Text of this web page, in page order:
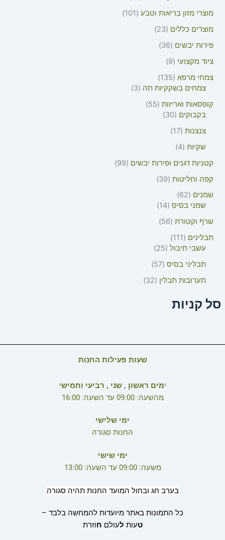
מוצרי מזון בריאות וטבע
101
מוצרים כללים
23
פירות יבשים
36
ציוד מקצועי
9
צמחי מרפא 135
צמחים בשקקיות תה
3
קופסאות ואריזות 55
בקבוקים
30
צנצנות 17
שקיות 4
קטניות דגנים ופירות יבשים
99
קפה וחליטות 39
שמנים
62
שמני בסיס 14
שרף וקטורת 56
תבלינים
111
עשבי תיבול 25
תבליני בסיס 57
תערובות תבלין
32
סל קניות
שעות פעילות החנות
ימים ראשון , שני , רביעי וחמישי
מהשעה: 09:00 עד השעה: 16:00
ימי שלישי
החנות סגורה
ימי שישי
משעה: 09:00 עד השעה: 13:00
בערב חג ובחול המועד החנות תהיה סגורה
כל התמונות באתר מיועדות להמחשה בלבד –
טעות לעולם חוזרת